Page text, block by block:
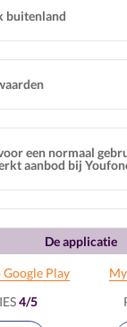
buitenland
een normaal
aanbod bij
De applicatie
Play
4/5